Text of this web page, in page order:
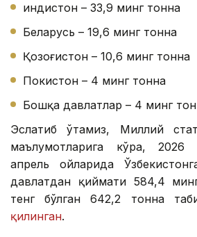
Ҳиндистон – 33,9 минг тонна
Беларусь – 19,6 минг тонна
Қозоғистон – 10,6 минг тонна
Покистон – 4 минг тонна
Бошқа давлатлар – 4 минг
Эслатиб ўтамиз, Миллий
маълумотларига кўра, 2026
апрель ойларида
давлатдан қиймати 584,4
тенг бўлган 642,2 тонна
қилинган.